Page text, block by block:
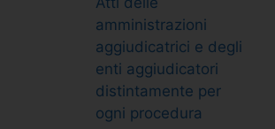
amministrazioni
aggiudicatrici e degli
enti aggiudicatori
distintamente per
ogni procedura